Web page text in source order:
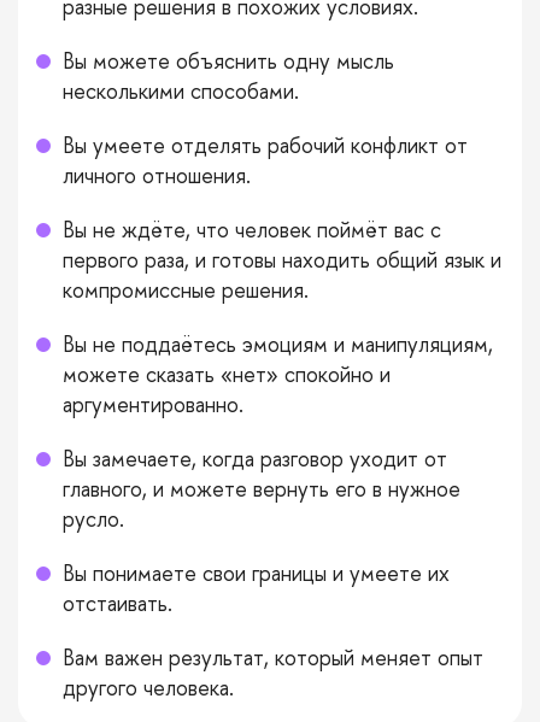
разные решения в похожих условиях.
Вы можете объяснить одну мысль
несколькими способами.
Вы умеете отделять рабочий конфликт от
личного отношения.
Вы не ждёте, что человек поймёт вас с
первого раза, и готовы находить общий язык и
компромиссные решения.
Вы не поддаётесь эмоциям и манипуляциям,
можете сказать «нет» спокойно и
аргументированно.
Вы замечаете, когда разговор уходит от
главного, и можете вернуть его в нужное
русло.
Вы понимаете свои границы и умеете их
отстаивать.
Вам важен результат, который меняет опыт
другого человека.